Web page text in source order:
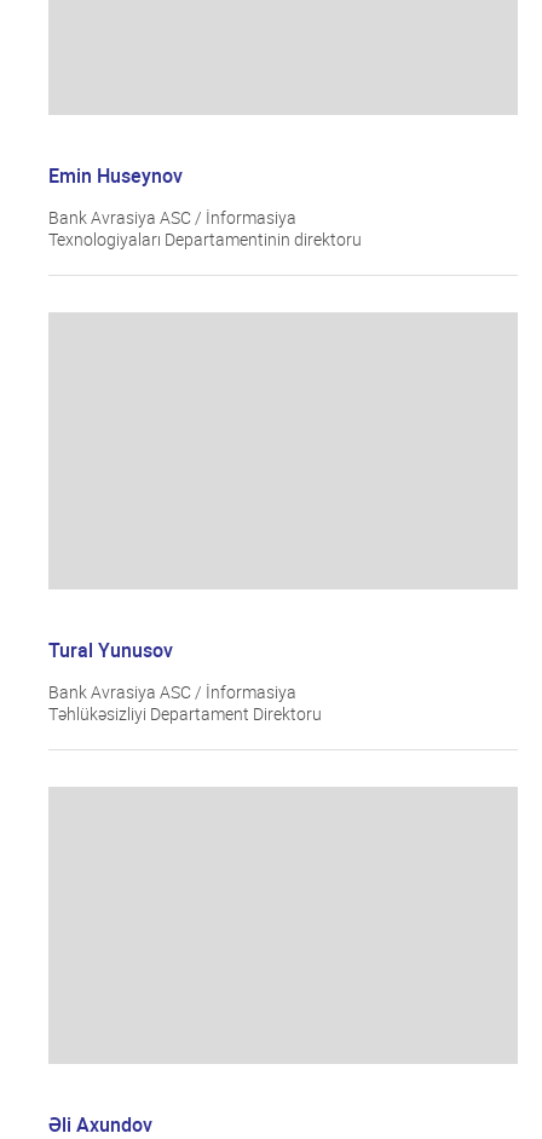
Emin Huseynov
Bank Avrasiya ASC / İnformasiya
Texnologiyaları Departamentinin direktoru
Tural Yunusov
Bank Avrasiya ASC / İnformasiya
Təhlükəsizliyi Departament Direktoru
Əli Axundov